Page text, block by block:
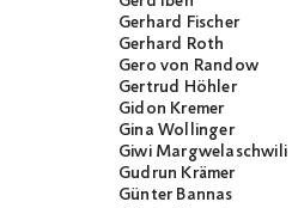
Gerhard Fischer
Gerhard Roth
Gero von Randow
Gertrud Höhler
Gidon Kremer
Gina Wollinger
Giwi Margwelaschwili
Gudrun Krämer
Günter Bannas